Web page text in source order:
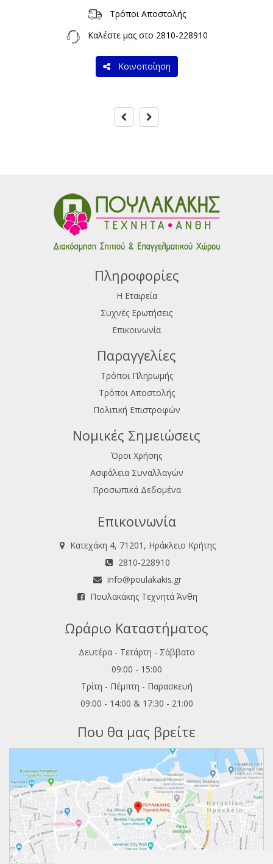
Τρόποι Αποστολής
Καλέστε μας στο 2810-228910
Κοινοποίηση
Πληροφορίες
Η Εταιρεία
Συχνές Ερωτήσεις
Επικοινωνία
Παραγγελίες
Τρόποι Πληρωμής
Τρόποι Αποστολής
Πολιτική Επιστροφών
Νομικές Σημειώσεις
Όροι Χρήσης
Ασφάλεια Συναλλαγών
Προσωπικά Δεδομένα
Επικοινωνία
Κατεχάκη 4, 71201, Ηράκλειο Κρήτης
2810-228910
info@poulakakis.gr
Πουλακάκης Τεχνητά Άνθη
Ωράριο Καταστήματος
Δευτέρα - Τετάρτη - Σάββατο
09:00 - 15:00
Τρίτη - Πέμπτη - Παρασκευή
09:00 - 14:00 & 17:30 - 21:00
Που θα μας βρείτε